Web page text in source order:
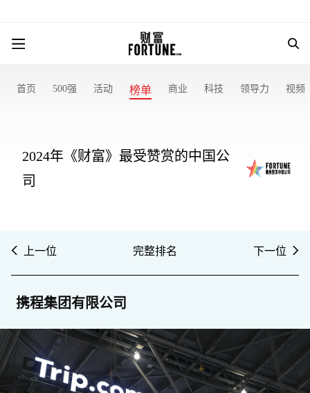
首页 500强 活动 榜单 商业 科技 领导力 视频
2024年《财富》最受赞赏的中国公
司
上一位 完整排名 下一位
携程集团有限公司